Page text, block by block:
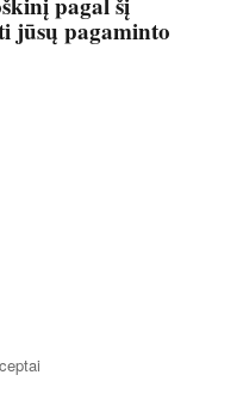
jūsų pagaminto